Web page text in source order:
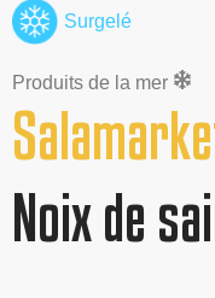
Surgelé
Produits de la mer
Noix de